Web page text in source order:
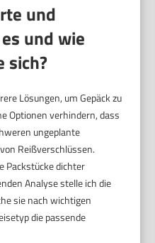
und
und wie
sich?
Lösungen, um Gepäck zu
Optionen verhindern, dass
ungeplante
Reißverschlüssen.
Packstücke dichter
Analyse stelle ich die
sie nach wichtigen
die passende